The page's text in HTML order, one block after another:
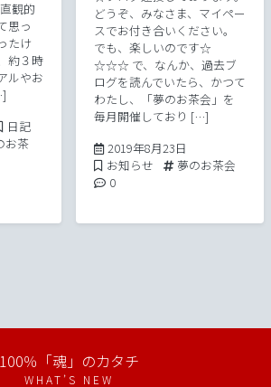
観的
思っ
たけ
約３時
ルやお
年6月7日
Posted in
日記
お茶
どうぞ、みなさま、マイペー
スでお付き合いください。
でも、楽しいのです☆
☆☆☆ で、なんか、過去ブ
ログを読んでいたら、かつて
わたし、「夢のお茶会」を
毎月開催しており […]
2019年8月23日
Posted in
お知らせ Tags:
夢のお茶会
Comments:
0
100％「魂」のカタチ
WHAT’S NEW